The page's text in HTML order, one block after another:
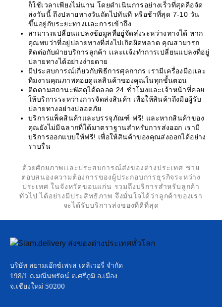
ก็ใช้เวลาเพียงไม่นาน โดยดำเนินการอย่างเร็วที่สุดคือจัด
ส่งวันนี้ ถึงปลายทางวันถัดไปทันที หรือช้าที่สุด 7-10 วัน
ขึ้นอยู่กับระยะทางเเละการเข้าถึง
สามารถเปลี่ยนแปลงข้อมูลที่อยู่จัดส่งระหว่างทางได้ หาก
คุณพบว่าที่อยู่ปลายทางที่ส่งไปเกิดผิดพลาด คุณสามารถ
ติดต่อกับฝ่ายบริการลูกค้า เเละเเจ้งทำการเปลี่ยนแปลงที่อยู่
ปลายทางได้อย่างง่ายดาย
มีประสบการณ์เกี่ยวกับพิธีการศุลกากร เรามีเครื่องมือเเละ
ทีมงานคุณภาพคอยดูแลสินค้าของคุณในทุกขั้นตอน
ติดตามสถานะพัสดุได้ตลอด 24 ชั่วโมงและเจ้าหน้าที่คอย
ให้บริการระหว่างการจัดส่งสินค้า เพื่อให้สินค้าถึงมือผู้รับ
ปลายทางอย่างปลอดภัย
บริการแพ็คสินค้าและบรรจุภัณฑ์ ฟรี! และหากสินค้าของ
คุณยังไม่มีฉลากที่ได้มาตราฐานสำหรับการส่งออก เรามี
บริการออกแบบให้ฟรี! เพื่อให้สินค้าของคุณส่งออกได้อย่าง
ราบรื่น
ด้วยศักยภาพเเละประสบการณ์ส่งของต่างประเทศ ช่วย
ตอบสนองความต้องการของผู้ประกอบการธุรกิจระหว่าง
ประเทศ ในจังหวัดขอนแก่น รวมถึงบริการสำหรับลูกค้า
ทั่วไป ได้อย่างมีประสิทธิภาพ จึงมั่นใจได้ว่าลูกค้าของเรา
จะได้รับบริการส่งของที่ดีที่สุด
บริษัท สยามเอ๊กซ์เพรส เดลิเวอรี่ จำกัด
198/1 ถ.มณีนพรัตน์ ต.ศรีภูมิ อ.เมือง
จ.เชียงใหม่ 50200